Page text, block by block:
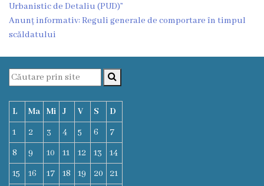
Proiecte
finalizate
Instituții
subordonate
Funcţii
vacante
Consiliul
Urbanistic de Detaliu (PUD)”
Anunț informativ: Reguli generale de comportare în timpul
scăldatului
L Ma Mi J V S
D
1
2 3 4 5 6
7
8
9 10 11 12 13
14
15
16 17 18 19 20
21